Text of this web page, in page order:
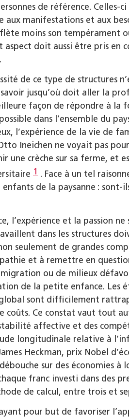
de référence. Celles-
aux manifestations et aux
moins son tempérament
aspect doit aussi être pris en
de ce type de structures
jusqu’où doit aller la
façon de répondre à la
dans l’ensemble du
l’expérience de la vie de
Ineichen ne voyait pas
une crèche sur sa ferme, et
1 . Face à un tel
de la paysanne : sont-
l’expérience et la passion
dans les structures
seulement de grandes
et à remettre en
ou de milieux
de la petite enfance. Les
sont difficilement
coûts. Ce constat vaut tout
affective et des
longitudinale relative à
Heckman, prix Nobel
sur des économies à
franc investi dans des
de calcul, entre trois et
pour but de favoriser